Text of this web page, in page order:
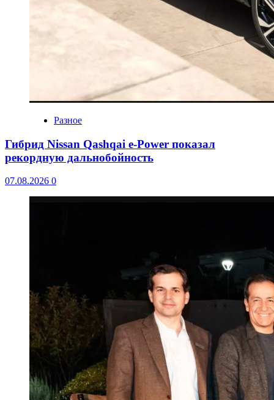
Разное
Гибрид Nissan Qashqai e-Power показал
рекордную дальнобойность
07.08.2026 0